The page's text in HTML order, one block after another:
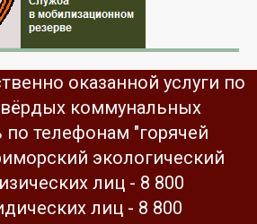
оказанной услуги по
коммунальных
по телефонам "горячей
экологический
лиц - 8 800
лиц - 8 800